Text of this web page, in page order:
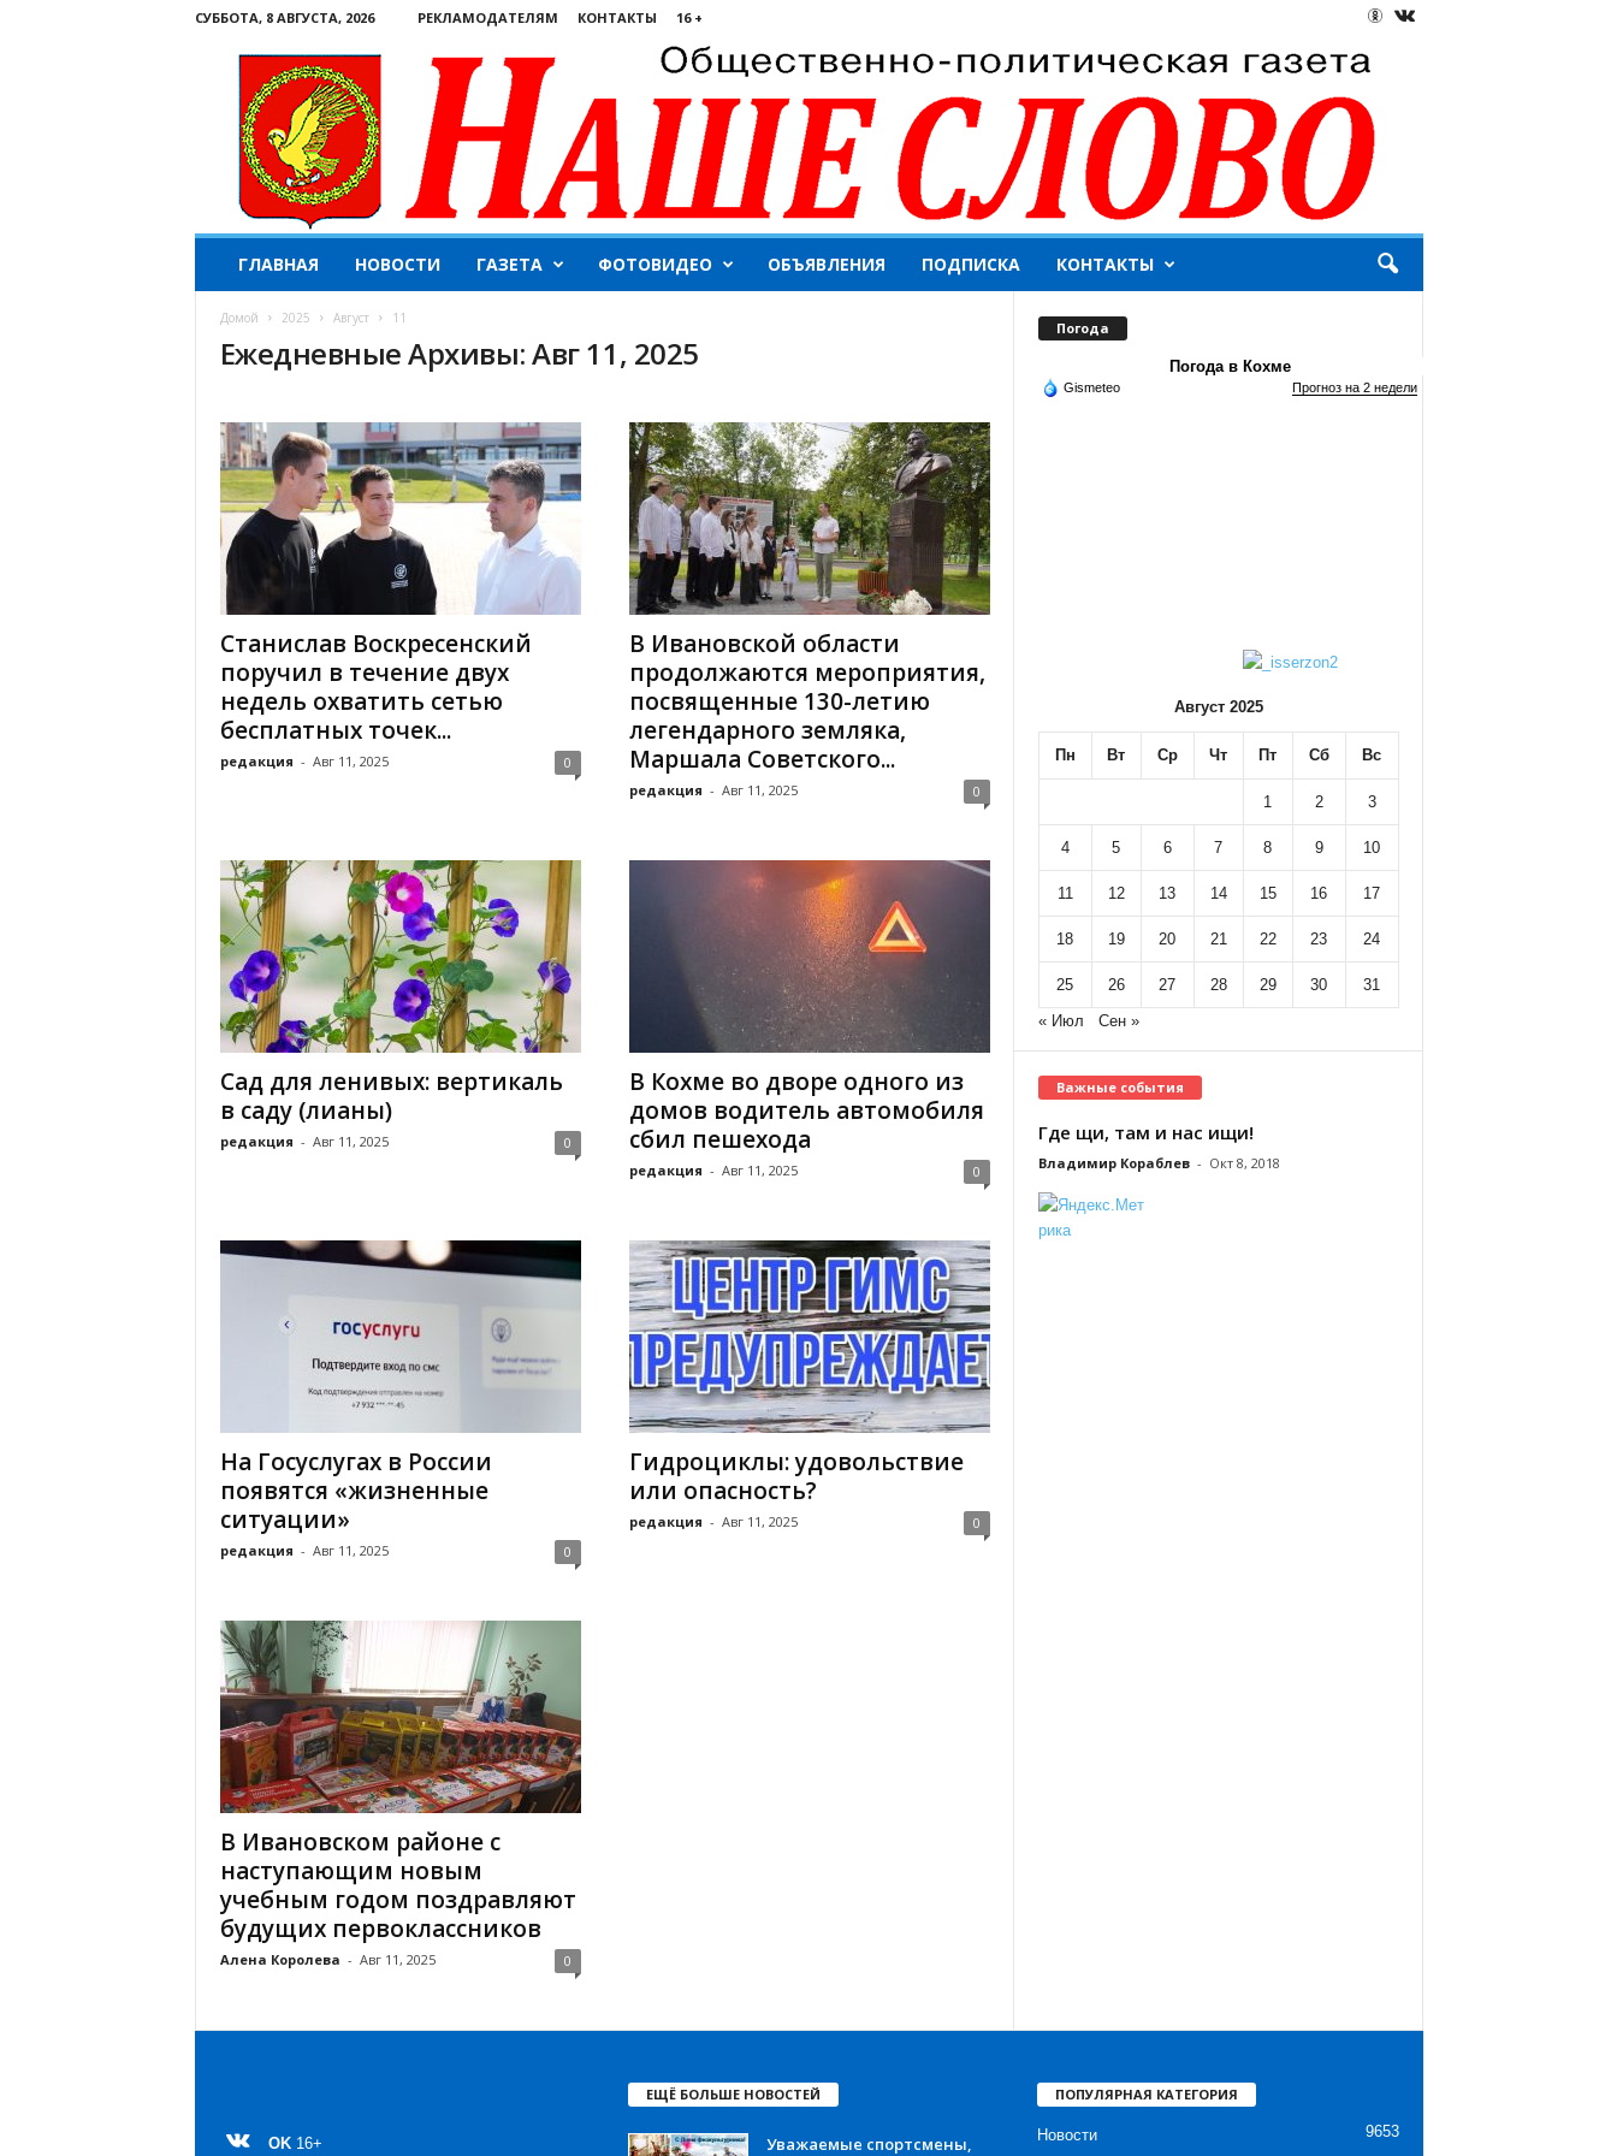
СУББОТА, 8 АВГУСТА, 2026 РЕКЛАМОДАТЕЛЯМ КОНТАКТЫ 16 +
ш
ГЛАВНАЯ НОВОСТИ ГАЗЕТА ФОТОВИДЕО ОБЪЯВЛЕНИЯ ПОДПИСКА КОНТАКТЫ
Домой 2025 Август 11
Ежедневные Архивы: Авг 11, 2025
Станислав Воскресенский
поручил в течение двух
недель охватить сетью
бесплатных точек...
редакция - Авг 11, 2025 0
В Ивановской области
продолжаются мероприятия,
посвященные 130-летию
легендарного земляка,
Маршала Советского...
редакция - Авг 11, 2025 0
Сад для ленивых: вертикаль
в саду (лианы)
редакция - Авг 11, 2025 0
В Кохме во дворе одного из
домов водитель автомобиля
сбил пешехода
редакция - Авг 11, 2025 0
На Госуслугах в России
появятся «жизненные
ситуации»
редакция - Авг 11, 2025 0
Гидроциклы: удовольствие
или опасность?
редакция - Авг 11, 2025 0
В Ивановском районе с
наступающим новым
учебным годом поздравляют
будущих первоклассников
Алена Королева - Авг 11, 2025 0
Погода
Погода в Кохме
Gismeteo Прогноз на 2 недели
Август 2025
Пн Вт Ср Чт Пт Сб Вс
1 2 3
4 5 6 7 8 9 10
11 12 13 14 15 16 17
18 19 20 21 22 23 24
25 26 27 28 29 30
31
« Июл
Сен »
Важные события
Где щи, там и нас ищи!
Владимир Кораблев - Окт 8, 2018
OK 16+
ЕЩЁ БОЛЬШЕ НОВОСТЕЙ
Уважаемые спортсмены,
ПОПУЛЯРНАЯ КАТЕГОРИЯ
Новости 9653